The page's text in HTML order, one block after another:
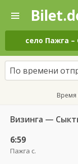
—
Поиск
и
покупка
билетов
на
автобус
онлайн
село Пажга –
По времени
Время
Визинга —
6:59
Пажга с.